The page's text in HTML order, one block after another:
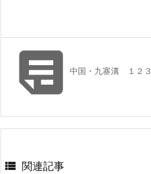
中国・九寨溝 １２３
 関連記事